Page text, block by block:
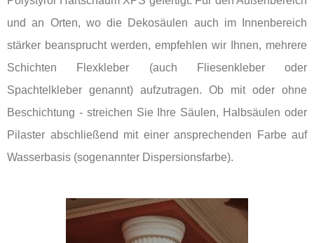
und an Orten, wo die Dekosäulen auch im Innenbereich
stärker beansprucht werden, empfehlen wir Ihnen, mehrere
Schichten Flexkleber (auch Fliesenkleber oder
Spachtelkleber genannt) aufzutragen. Ob mit oder ohne
Beschichtung - streichen Sie Ihre Säulen, Halbsäulen oder
Pilaster abschließend mit einer ansprechenden Farbe auf
Wasserbasis (sogenannter Dispersionsfarbe).